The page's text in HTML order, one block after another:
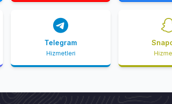
Telegram
Hizmetleri